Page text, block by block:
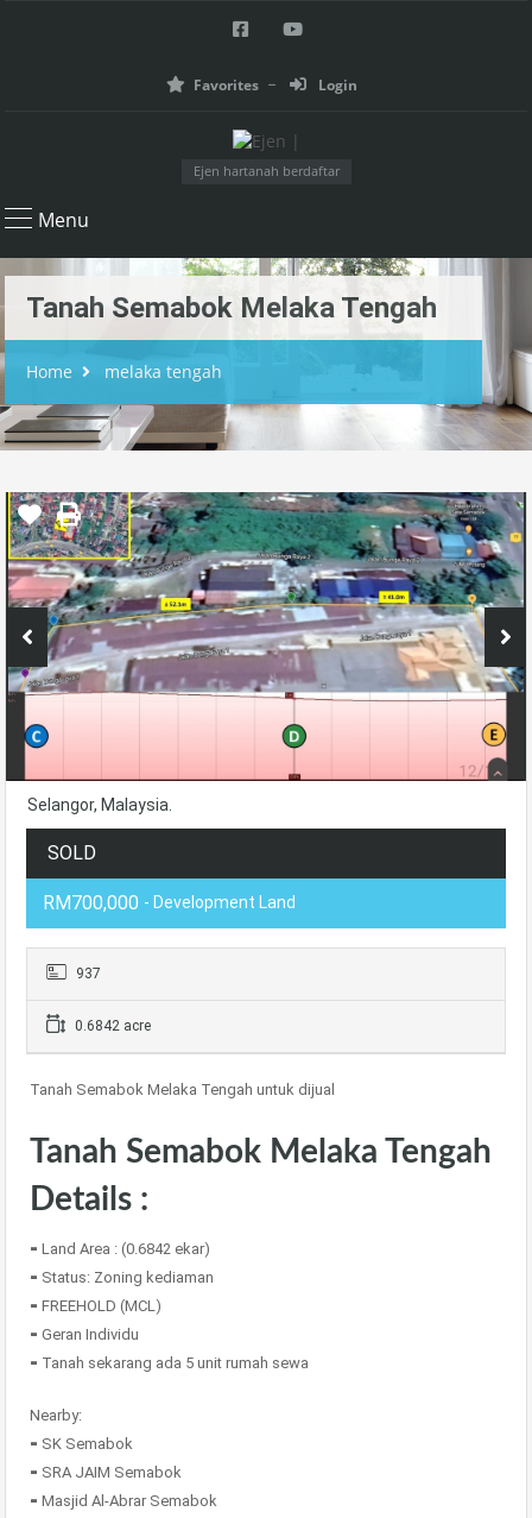
Favorites Login
Ejen hartanah berdaftar
Menu
Tanah Semabok Melaka Tengah
Home melaka tengah
Selangor, Malaysia.
SOLD
RM700,000 - Development Land
937
0.6842 acre
Tanah Semabok Melaka Tengah untuk dijual
Tanah Semabok Melaka Tengah
Details :
⁃ Land Area : (0.6842 ekar)
⁃ Status: Zoning kediaman
⁃ FREEHOLD (MCL)
⁃ Geran Individu
⁃ Tanah sekarang ada 5 unit rumah sewa
Nearby:
⁃ SK Semabok
⁃ SRA JAIM Semabok
⁃ Masjid Al-Abrar Semabok